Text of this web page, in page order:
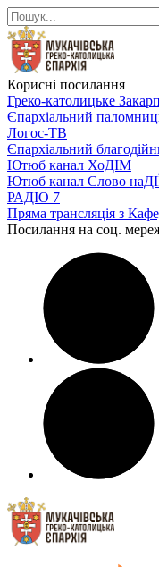
Корисні посилання
Греко-католицьке
Єпархіальний
Логос-ТВ
Єпархіальний
Ютюб канал ХоДІМ
Ютюб канал Слово
РАДІО 7
Пряма трансляція з
Посилання на соц.